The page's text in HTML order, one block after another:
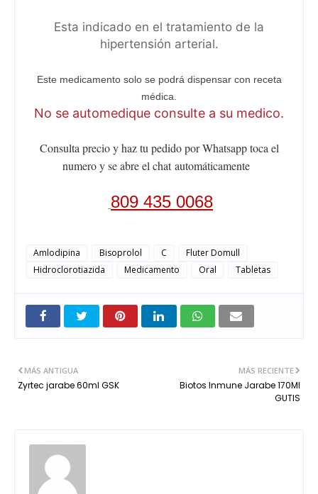
Esta indicado en el tratamiento de la
hipertensión arterial.
Este medicamento solo se podrá dispensar con receta
médica.
No se automedique consulte a su medico.
Consulta precio y haz tu pedido por Whatsapp toca el
numero y se abre el chatautomáticamente
809 435 0068
Amlodipina Bisoprolol C
Fluter Domull
Hidroclorotiazida
Medicamento Oral Tabletas
MÁS RECIENTE
Biotos Inmune Jarabe 170Ml
GUTIS
MÁS ANTIGUA
Zyrtec jarabe 60ml GSK